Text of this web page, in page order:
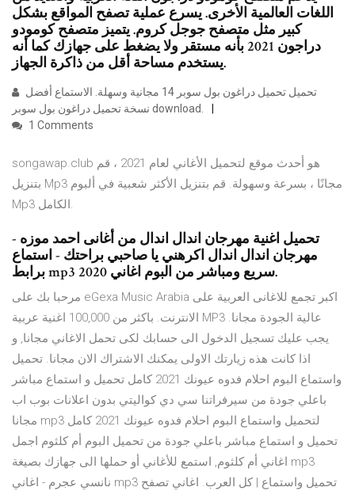
اللغات العالمية الأخرى. يسرع عملية تصفح المواقع بشكل
كبير مثل متصفح جوجل كروم. يتميز متصفح كومودو
دراجون 2021 بأنه مستقر ولا يضغط على جهازك كما أنه
يستخدم مساحة أقل من ذاكرة الجهاز.
نسخة تحميل دراغون بول سوبر download.
1 Comments
songawap.club هو أحدث موقع لتحميل الأغاني لعام 2021 ، قم
بتنزيل Mp3 مجانًا ، بسرعة وسهولة. قم بتنزيل الأكثر شعبية في ألبوم
Mp3 الكامل.
تحميل اغنية مهرجان اندال اندال من أغانى احمد موزه -
مهرجان اندال اندال اكرهني يا صاحبي براحتك - استماع
برابط mp3 سريع ومباشر من البوم اغاني 2020.
مرحبا بك على eGexa Music Arabia اكبر تجمع للاغانى العربية على
الانترنت. باكثر من 100,000 اغنية عربية MP3 عالية الجودة مجانا.
يجب عليك تسجيل الدخول الى حسابك لكى تحمل الاغاني مجانا, و
اذا كانت هذه زيارتك الاولى يمكنك الاشتراك الان مجانا. تحميل
واستماع البوم احلام فدوه عيونك 2021 كامل تحميل و استماع مباشر
باعلي جودة من سيرفراتنا سي دي كواليتي بدون اعلانات بوب اب
مجانا mp3 لتحميل واستماع البوم احلام فدوه عيونك 2021 كامل
تحميل و استماع مباشر باعلي جودة من تحميل البوم أم كلثوم اجمل
اغاني أم كلثوم, استمع للأغاني أو حملها الى جهازك بصيغة mp3
نانسي عجرم - اغاني mp3 تحميل واستماع | كل العرب. اغاني تصفح